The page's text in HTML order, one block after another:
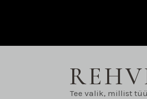
Tee valik, millist